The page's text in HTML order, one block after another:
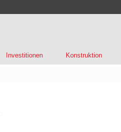
Investitionen Konstruktion